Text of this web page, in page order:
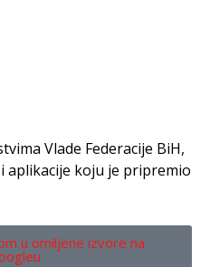
Vlade Federacije BiH,
aplikacije koju je pripremio
u omiljene izvore na